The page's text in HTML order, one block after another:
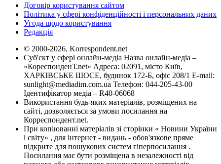
Договір користування сайтом
Політика у сфері конфіденційності і персональних даних
Угода щодо користування
Редакція
© 2000-2026, Korrespondent.net
Суб'єкт у сфері онлайн-медіа Назва онлайн-медіа –
«КореспонденТ.net» Адреса: 02091, місто Київ,
ХАРКІВСЬКЕ ШОСЕ, будинок 172-Б, офіс 208/1 E-mail:
sunlight@mediadim.com.ua Телефон: 044-205-43-00
Ідентифікатор медіа – R40-06068
Використання будь-яких матеріалів, розміщених на
сайті, дозволяється за умови посилання на
Корреспондент.net.
При копіюванні матеріалів зі сторінки « Новини України
і світу» , для інтернет - видань - обов'язкове пряме
відкрите для пошукових систем гіперпосилання .
Посилання має бути розміщена в незалежності від